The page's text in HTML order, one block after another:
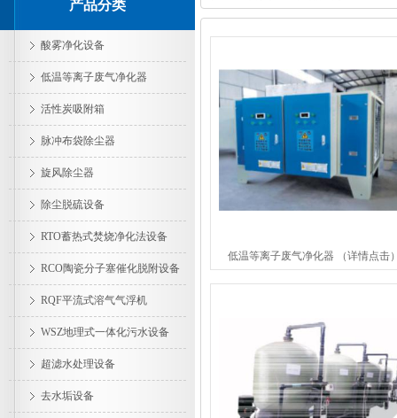
产品分类
酸雾净化设备
低温等离子废气净化器
活性炭吸附箱
脉冲布袋除尘器
旋风除尘器
除尘脱硫设备
RTO蓄热式焚烧净化法设备
RCO陶瓷分子塞催化脱附设备
RQF平流式溶气气浮机
WSZ地理式一体化污水设备
超滤水处理设备
去水垢设备
低温等离子废气净化器 （详情点击